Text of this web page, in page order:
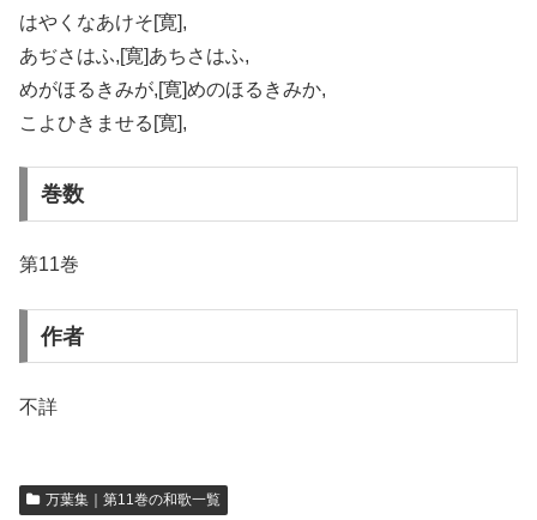
はやくなあけそ[寛],
あぢさはふ,[寛]あちさはふ,
めがほるきみが,[寛]めのほるきみか,
こよひきませる[寛],
巻数
第11巻
作者
不詳
万葉集｜第11巻の和歌一覧